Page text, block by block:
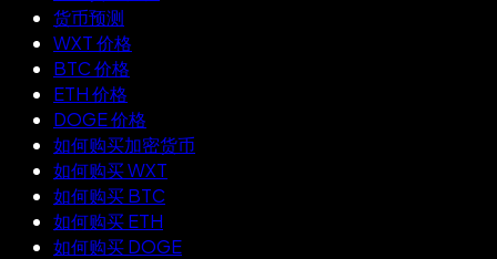
货币预测
WXT 价格
BTC 价格
ETH 价格
DOGE 价格
如何购买加密货币
如何购买 WXT
如何购买 BTC
如何购买 ETH
如何购买 DOGE